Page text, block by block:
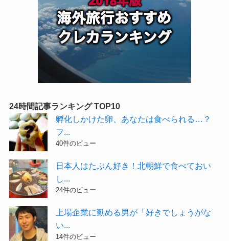
24時間記事ランキング TOP10
孵化しかけた卵、あなたは食べられる…？
フ...
40件のビュー
日本人はたぶん好き！北朝鮮で食べておい
し...
24件のビュー
上場企業に勤める男が「好きでしょうがな
い...
14件のビュー